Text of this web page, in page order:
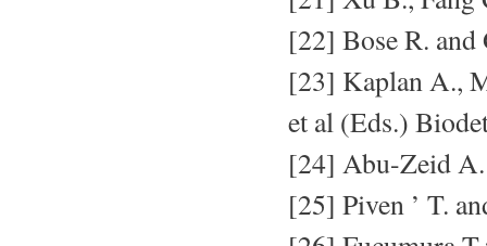
[22] Bose R. and
[23] Kaplan A.,
et al (Eds.)
[24] Abu-Zeid A.
[25] Piven ’ T.